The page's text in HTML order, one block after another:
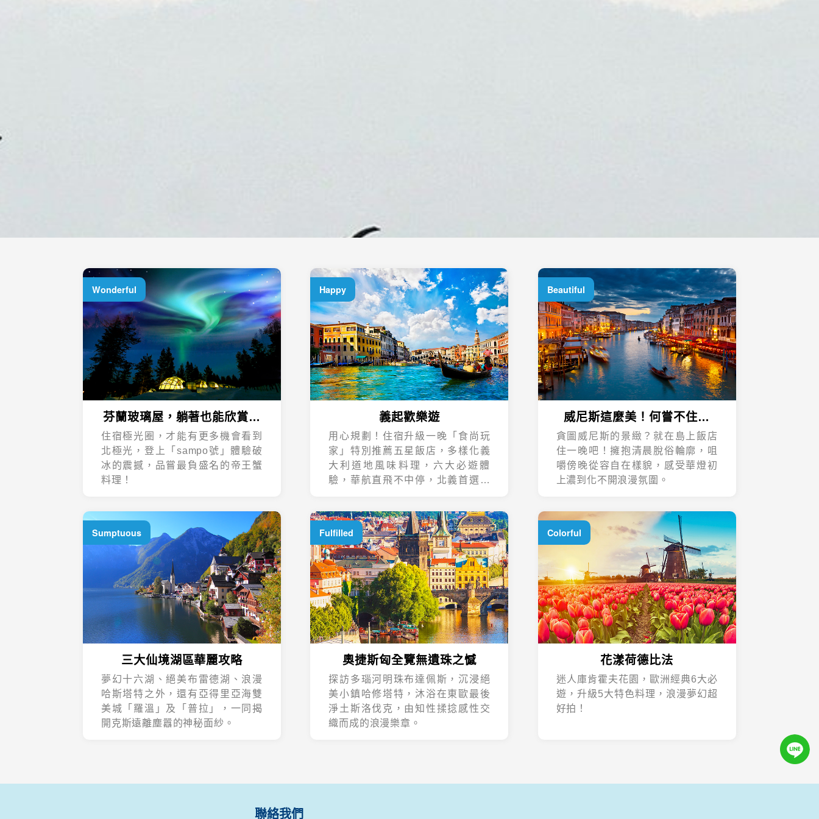
芬蘭玻璃屋，躺著也能欣賞極
光！
Wonderful
住宿極光圈，才能有更多機會看到
北極光，登上「sampo號」體驗破
冰的震撼，品嘗最負盛名的帝王蟹
料理！
義起歡樂遊
Happy
用心規劃！住宿升級一晚「食尚玩
家」特別推薦五星飯店，多樣化義
大利道地風味料理，六大必遊體
驗，華航直飛不中停，北義首選在
威尼斯這麼美！何嘗不住一
晚？
Beautiful
貪圖威尼斯的景緻？就在島上飯店
住一晚吧！擁抱清晨脫俗輪廓，咀
嚼傍晚從容自在樣貌，感受華燈初
上濃到化不開浪漫氛圍。
三大仙境湖區華麗攻略
Sumptuous
夢幻十六湖、絕美布雷德湖、浪漫
哈斯塔特之外，還有亞得里亞海雙
美城「羅溫」及「普拉」，一同揭
開克斯遠離塵囂的神秘面紗。
奧捷斯匈全覽無遺珠之憾
Fulfilled
探訪多瑙河明珠布達佩斯，沉浸絕
美小鎮哈修塔特，沐浴在東歐最後
淨土斯洛伐克，由知性揉捻感性交
織而成的浪漫樂章。
花漾荷德比法
Colorful
迷人庫肯霍夫花園，歐洲經典6大必
遊，升級5大特色料理，浪漫夢幻超
好拍！
聯絡我們